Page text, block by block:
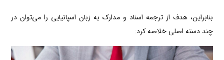
بنابراین، هدف از ترجمه اسناد و مدارک به زبان اسپانیایی را می‌توان در
چند دسته اصلی خلاصه کرد: